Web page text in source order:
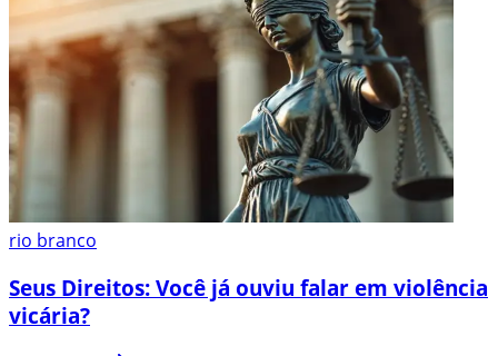
rio branco
Seus Direitos: Você já ouviu falar em violência
vicária?